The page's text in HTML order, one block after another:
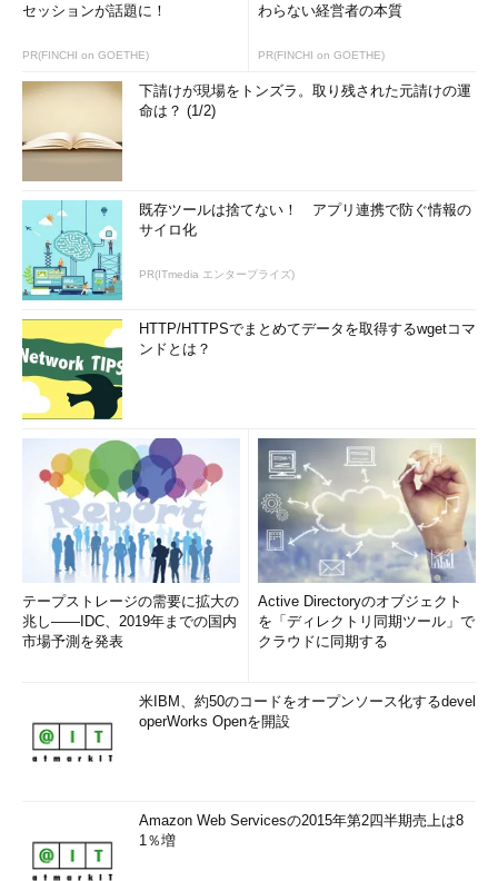
セッションが話題に！
PR(FINCHI on GOETHE)
わらない経営者の本質
PR(FINCHI on GOETHE)
下請けが現場をトンズラ。取り残された元請けの運
命は？ (1/2)
既存ツールは捨てない！ アプリ連携で防ぐ情報の
サイロ化
PR(ITmedia エンタープライズ)
HTTP/HTTPSでまとめてデータを取得するwgetコマ
ンドとは？
テープストレージの需要に拡大の
兆し――IDC、2019年までの国内
市場予測を発表
Active Directoryのオブジェクト
を「ディレクトリ同期ツール」で
クラウドに同期する
米IBM、約50のコードをオープンソース化するdevel
operWorks Openを開設
Amazon Web Servicesの2015年第2四半期売上は8
1％増